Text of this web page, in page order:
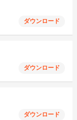
ダウンロード
ダウンロード
ダウンロード